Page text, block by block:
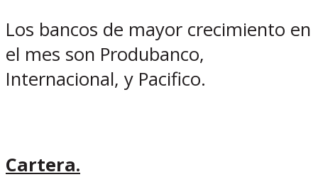
Los bancos de mayor crecimiento en
el mes son Produbanco,
Internacional, y Pacifico.
Cartera.